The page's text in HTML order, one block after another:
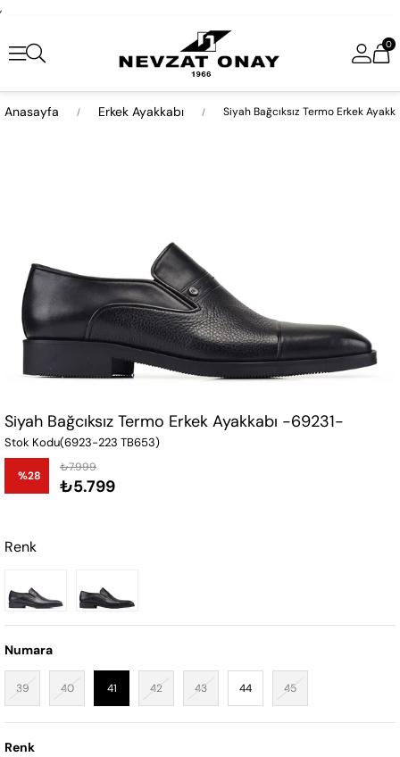
,
0
Anasayfa Erkek Ayakkabı Siyah Bağcıksız Termo Erkek
Siyah Bağcıksız Termo Erkek Ayakkabı -69231-
Stok Kodu(6923-223 TB653)
%28
İndirim
₺7.999
₺5.799
Renk
Numara
39 40 41 42 43 44 45
Renk